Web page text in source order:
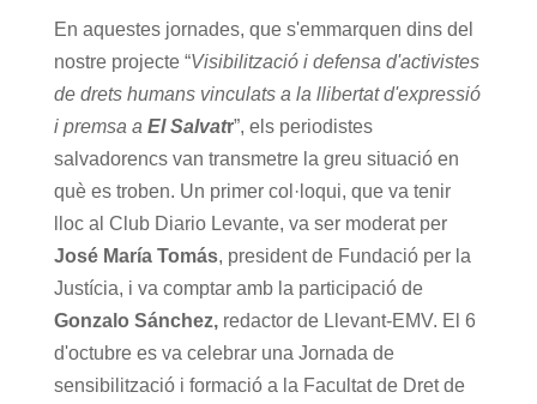
En aquestes jornades, que s'emmarquen dins del
nostre projecte “Visibilització i defensa d'activistes
de drets humans vinculats a la llibertat d'expressió
i premsa a El Salvatr”, els periodistes
salvadorencs van transmetre la greu situació en
què es troben. Un primer col·loqui, que va tenir
lloc al Club Diario Levante, va ser moderat per
José María Tomás, president de Fundació per la
Justícia, i va comptar amb la participació de
Gonzalo Sánchez,redactor de Llevant-EMV. El 6
d'octubre es va celebrar una Jornada de
sensibilització i formació a la Facultat de Dret de